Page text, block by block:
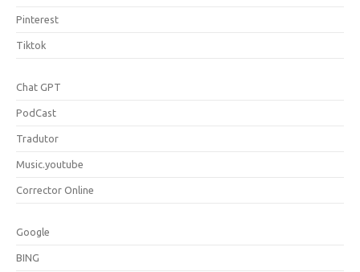
Pinterest
Tiktok
Chat GPT
PodCast
Tradutor
Music.youtube
Corrector Online
Google
BING